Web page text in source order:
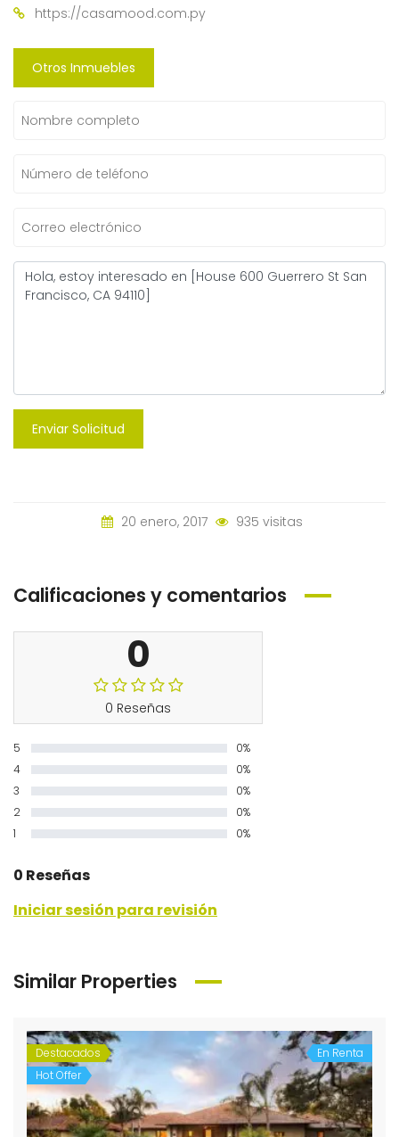
https://casamood.com.py
Otros Inmuebles
Enviar Solicitud
20 enero, 2017 935 visitas
Calificaciones y comentarios
0
0 Reseñas
5
0%
4
0%
3
0%
2
0%
1
0%
0 Reseñas
Iniciar sesión para revisión
Similar Properties
Destacados
Hot Offer
En Renta